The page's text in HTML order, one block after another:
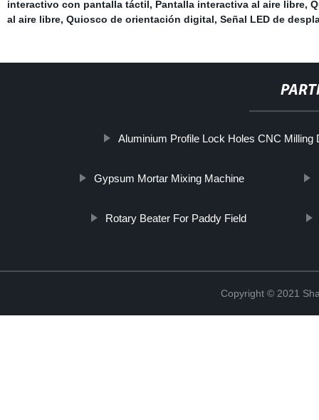
interactivo con pantalla táctil, Pantalla interactiva al aire libre,
al aire libre, Quiosco de orientación digital, Señal LED de
Aluminium Profile Lock Holes CNC Milling
Gypsum Mortar Mixing Machine
Rotary Beater For Paddy Field
Copyright © 2021